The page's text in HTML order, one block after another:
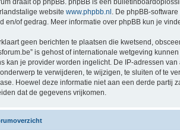
website www.phpbb.nl . De phpBB-
en/of gedrag. Meer informatie over phpBB kun je
geen berichten te plaatsen die kwetsend,
is gehost of internationale wetgeving
kan je provider worden ingelicht. De IP-adressen
te verwijderen, te wijzigen, te sluiten of te
Hoewel deze informatie niet aan een derde partij
dat de gegevens vrijkomen.